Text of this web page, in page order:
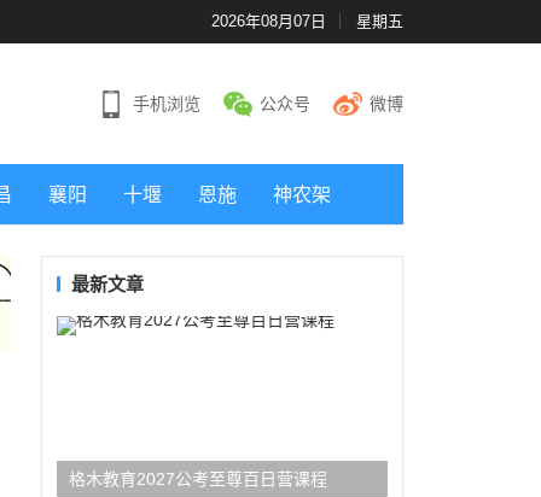
2026年08月07日 星期五
手机浏览 公众号 微博
襄阳 十堰 恩施 神农架
最新文章
格木教育2027公考至尊百日营课程